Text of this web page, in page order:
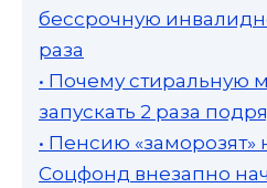
бессрочную
раза
• Почему стиральную
запускать 2 раза
• Пенсию «заморозят»
Соцфонд внезапно